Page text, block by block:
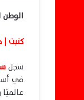
الوطن
كتبت
سجل
في